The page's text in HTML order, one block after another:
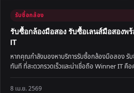
รับซื้อกล้อง
รับซื้อกล้องมือสอง รับซื้อเลนส์มือสองพ
IT
หากคุณกำลังมองหาบริการรับซื้อกล้องมือสอง รั
ทันที ที่สะดวกรวดเร็วและน่าเชื่อถือ Winner IT คื
8 เม.ย. 2569